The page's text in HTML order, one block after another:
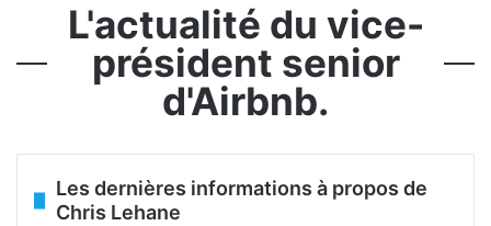
L'actualité du vice-
président senior
d'Airbnb.
Les dernières informations à propos de
Chris Lehane